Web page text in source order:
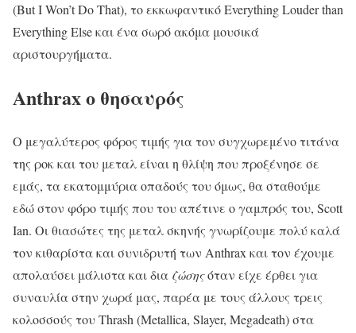
(But I Won’t Do That), το εκκωφαντικό Everything Louder than
Everything Else και ένα σωρό ακόμα μουσικά
αριστουργήματα.
Anthrax ο θησαυρός
Ο μεγαλύτερος φόρος τιμής για τον συγχωρεμένο τιτάνα
της ροκ και του μεταλ είναι η θλίψη που προξένησε σε
εμάς, τα εκατομμύρια οπαδούς του όμως, θα σταθούμε
εδώ στον φόρο τιμής που του απέτινε ο γαμπρός του, Scott
Ian. Οι θιασώτες της μεταλ σκηνής γνωρίζουμε πολύ καλά
τον κιθαρίστα και συνιδρυτή των Anthrax και τον έχουμε
απολαύσει μάλιστα και δια ζώσηςόταν είχε έρθει για
συναυλία στην χωρά μας, παρέα με τους άλλους τρεις
κολοσσούς του Thrash (Metallica, Slayer, Megadeath) στα